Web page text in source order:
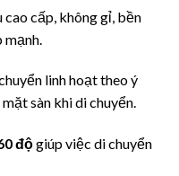
cao cấp, không gỉ, bền
linh hoạt theo ý
sàn khi di chuyển.
độgiúp việc di chuyển